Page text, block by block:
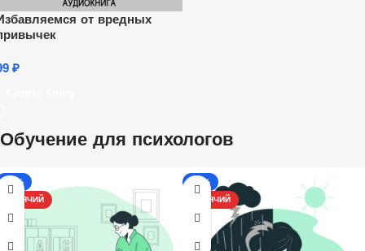
от вредных
₽
Обучение для психологов
-13%
ГОРЯЧИЙ
-17%
ГОРЯЧИЙ